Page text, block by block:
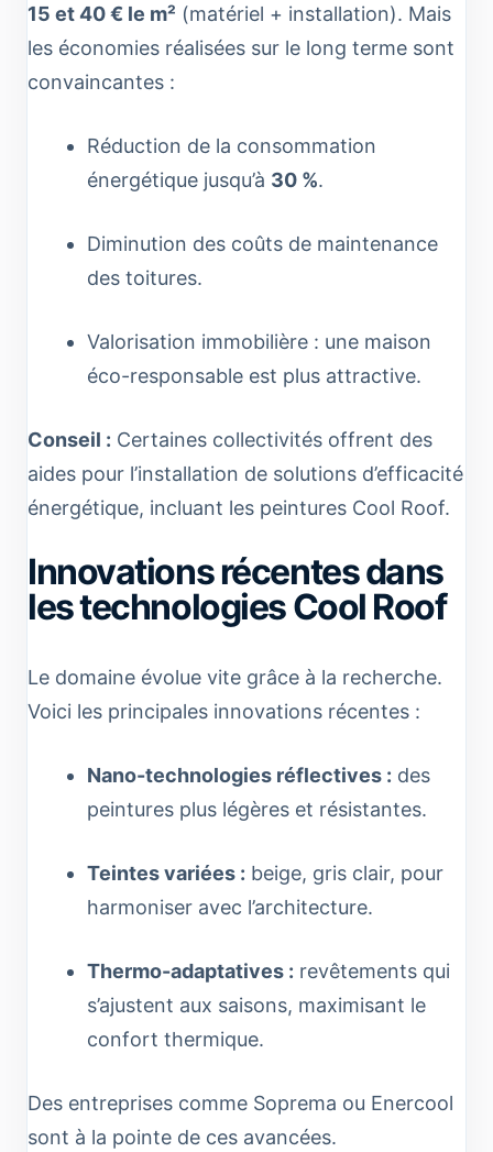
15 et 40 € le m² (matériel + installation). Mais
les économies réalisées sur le long terme sont
convaincantes :
Réduction de la consommation
énergétique jusqu’à 30 %.
Diminution des coûts de maintenance
des toitures.
Valorisation immobilière : une maison
éco-responsable est plus attractive.
Conseil : Certaines collectivités offrent des
aides pour l’installation de solutions d’efficacité
énergétique, incluant les peintures Cool Roof.
Innovations récentes dans
les technologies Cool Roof
Le domaine évolue vite grâce à la recherche.
Voici les principales innovations récentes :
Nano-technologies réflectives : des
peintures plus légères et résistantes.
Teintes variées : beige, gris clair, pour
harmoniser avec l’architecture.
Thermo-adaptatives : revêtements qui
s’ajustent aux saisons, maximisant le
confort thermique.
Des entreprises comme Soprema ou Enercool
sont à la pointe de ces avancées.